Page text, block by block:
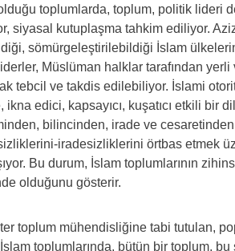
toplumlarda, toplum, politik lideri
siyasal kutuplaşma tahkim ediliyor.
sömürgeleştirilebildiği İslam
Müslüman halklar tarafından yerli
tebcil ve takdis edilebiliyor. İslami
edici, kapsayıcı, kuşatıcı etkili bir
bilincinden, irade ve
iradesizliklerini örtbas etmek
Bu durum, İslam toplumlarının
olduğunu gösterir.
toplum mühendisliğine tabi tutulan,
toplumlarında, bütün bir toplum, bu